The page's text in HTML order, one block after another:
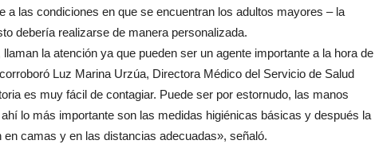
a las condiciones en que se encuentran los adultos mayores – la
debería realizarse de manera personalizada.
la atención ya que pueden ser un agente importante a la hora de
Luz Marina Urzúa, Directora Médico del Servicio de Salud
es muy fácil de contagiar. Puede ser por estornudo, las manos
lo más importante son las medidas higiénicas básicas y después la
camas y en las distancias adecuadas», señaló.